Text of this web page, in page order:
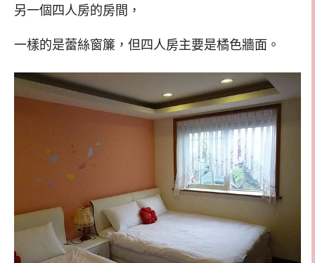
另一個四人房的房間，
一樣的是蕾絲窗簾，但四人房主要是橘色牆面。